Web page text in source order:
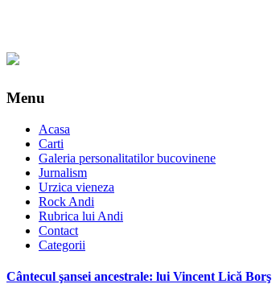
Menu
Acasa
Carti
Galeria personalitatilor bucovinene
Jurnalism
Urzica vieneza
Rock Andi
Rubrica lui Andi
Contact
Categorii
Cântecul şansei ancestrale: lui Vincent Lică Borş